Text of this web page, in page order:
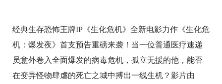
经典生存恐怖王牌IP《生化危机》全新电影力作《生化危
机：爆发夜》首支预告重磅来袭！当一位普通医疗速递
员意外卷入全面爆发的病毒危机，孤立无援的他，能否
在变异怪物肆虐的死亡之城中搏出一线生机？影片由